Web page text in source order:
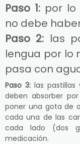
Paso 1: por lo
no debe
Paso 2: las
lengua por lo
pasa con
Paso 3:las pastillas
deben absorber
poner una gota de
cada una de las
cada lado (dos
medicación.